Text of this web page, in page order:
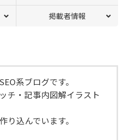
掲載者情報
系ブログです。
チ・記事内図解イラスト
り込んでいます。